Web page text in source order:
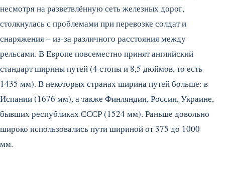
несмотря на разветвлённую сеть железных дорог,
столкнулась с проблемами при перевозке солдат и
снаряжения – из-за различного расстояния между
рельсами. В Европе повсеместно принят английский
стандарт ширины путей (4 стопы и 8,5 дюймов, то есть
1435 мм). В некоторых странах ширина путей больше: в
Испании (1676 мм), а также Финляндии, России, Украине,
бывших республиках СССР (1524 мм). Раньше довольно
широко использовались пути шириной от 375 до 1000
мм.